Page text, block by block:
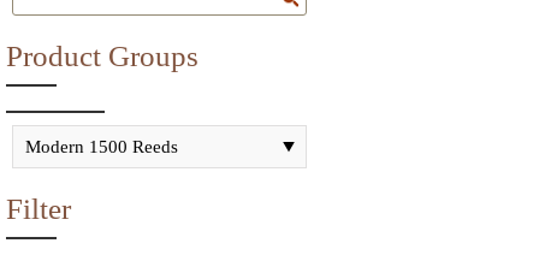
Product Groups
Filter